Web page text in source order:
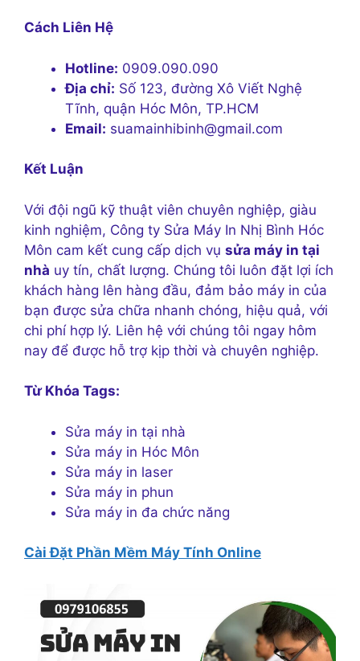
Cách Liên Hệ
Hotline: 0909.090.090
Địa chỉ: Số 123, đường Xô Viết Nghệ
Tĩnh, quận Hóc Môn, TP.HCM
Email: suamainhibinh@gmail.com
Kết Luận
Với đội ngũ kỹ thuật viên chuyên nghiệp, giàu
kinh nghiệm, Công ty Sửa Máy In Nhị Bình Hóc
Môn cam kết cung cấp dịch vụ sửa máy in tại
nhà uy tín, chất lượng. Chúng tôi luôn đặt lợi ích
khách hàng lên hàng đầu, đảm bảo máy in của
bạn được sửa chữa nhanh chóng, hiệu quả, với
chi phí hợp lý. Liên hệ với chúng tôi ngay hôm
nay để được hỗ trợ kịp thời và chuyên nghiệp.
Từ Khóa Tags:
Sửa máy in tại nhà
Sửa máy in Hóc Môn
Sửa máy in laser
Sửa máy in phun
Sửa máy in đa chức năng
Cài Đặt Phần Mềm Máy Tính Online